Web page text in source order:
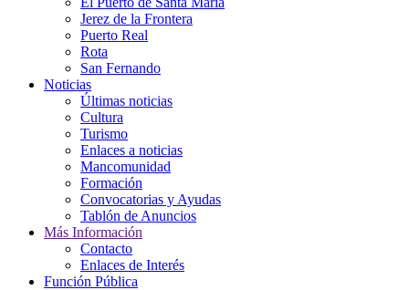
Jerez de la Frontera
Puerto Real
Rota
San Fernando
Noticias
Últimas noticias
Cultura
Turismo
Enlaces a noticias
Mancomunidad
Formación
Convocatorias y Ayudas
Tablón de Anuncios
Más Información
Contacto
Enlaces de Interés
Función Pública